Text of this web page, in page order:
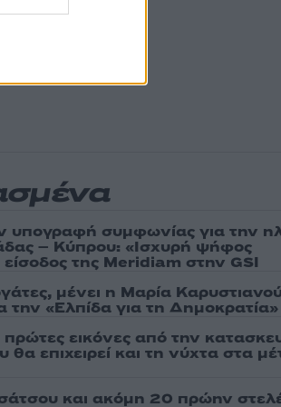
υπογραφή συμφωνίας για την
– Κύπρου: «Ισχυρή ψήφος
της Meridiam στην GSI
μένει η Μαρία
την «Ελπίδα για τη Δημοκρατία»
εικόνες από την
επιχειρεί και τη νύχτα στα
και ακόμη 20 πρώην